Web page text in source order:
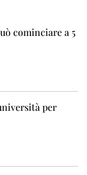
cominciare a 5
per